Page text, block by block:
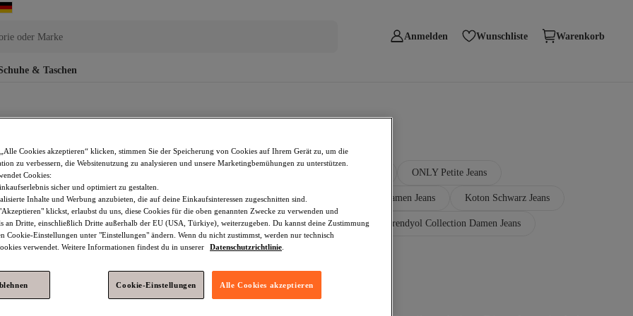
oder Marke Anmelden Wunschliste Warenkorb
& Taschen
Jeans Skinny ONLY Petite Jeans
ONLY Petite Blau Jeans ONLY Petite Rosa Jeans ONLY Petite Weiß Jeans Damen Jeans Koton Schwarz Jeans
Koton Jeans Blau Damen Jeans Trendyol Collection Schwarz Jeans Trendyol Collection Damen Jeans
Happiness İstanbul Damen Jeans Jeans
der sich für die Kategorie besonders interessiert.
sich vereinen.
Cookies akzeptieren“ klicken, stimmen Sie der Speicherung von Cookies auf Ihrem Gerät zu, um die
zu verbessern, die Websitenutzung zu analysieren und unsere Marketingbemühungen zu unterstützen.
Cookies:
sicher und optimiert zu gestalten.
Inhalte und Werbung anzubieten, die auf deine Einkaufsinteressen zugeschnitten sind.
klickst, erlaubst du uns, diese Cookies für die oben genannten Zwecke zu verwenden und
an Dritte, einschließlich Dritte außerhalb der EU (USA, Türkiye), weiterzugeben. Du kannst deine Zustimmung
Cookie-Einstellungen unter "Einstellungen" ändern. Wenn du nicht zustimmst, werden nur technisch
verwendet. Weitere Informationen findest du in unserer
Datenschutzrichtlinie
Cookie-Einstellungen Alle Cookies akzeptieren